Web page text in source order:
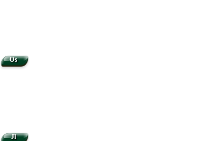
Os
Jl